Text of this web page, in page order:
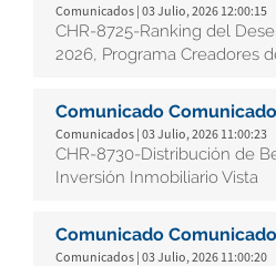
Comunicados | 03 Julio, 2026 12:00:15
CHR-8725-Ranking del
2026, Programa Creadores
Comunicado
Comunicados | 03 Julio, 2026 11:00:23
CHR-8730-Distribución de
Inversión Inmobiliario Vista
Comunicado
Comunicados | 03 Julio, 2026 11:00:20